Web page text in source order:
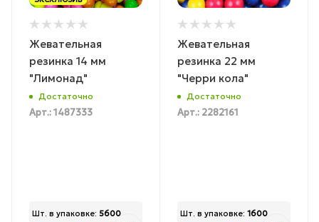
Жевательная
резинка 14 мм
"Лимонад"
Достаточно
Арт.: 1487333
Шт. в упаковке: 5600
Жевательная
резинка 22 мм
"Черри кола"
Достаточно
Арт.: 2282161
Шт. в упаковке: 1600